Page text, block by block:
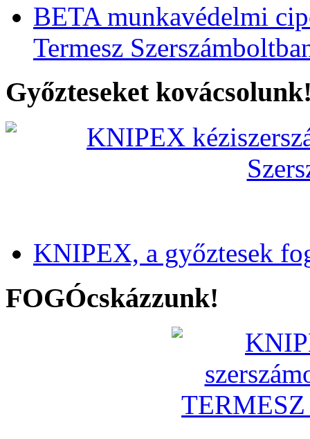
BETA munkavédelmi
Termesz
Győzteseket
KNIPEX, a győztesek
FOGÓcskázzunk!